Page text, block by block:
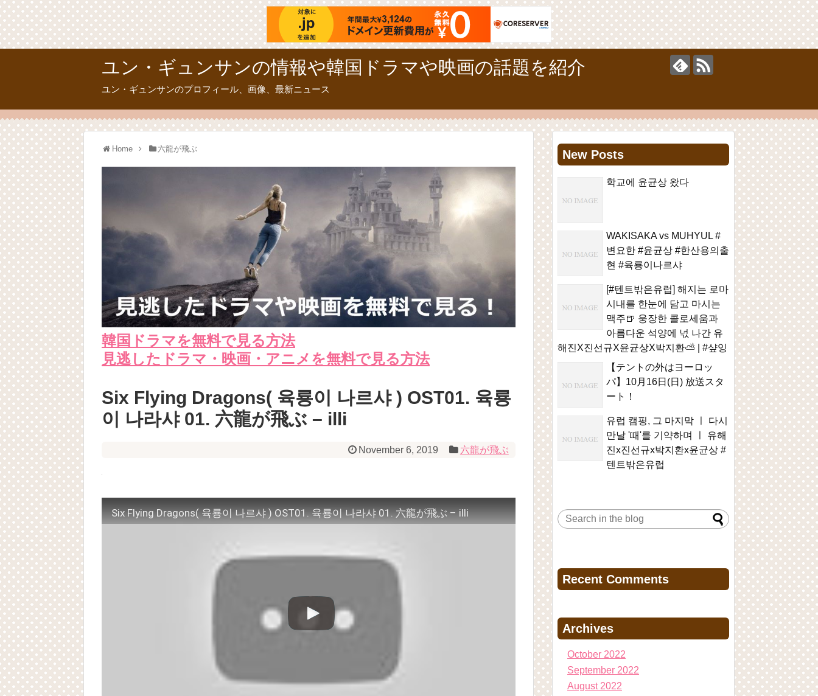
ユン・ギュンサンの情報や韓国ドラマや映画の話題を紹介
ユン・ギュンサンのプロフィール、画像、最新ニュース
Home 六龍が飛ぶ
韓国ドラマを無料で見る方法
見逃したドラマ・映画・アニメを無料で見る方法
Six Flying Dragons( 육룡이 나르샤 ) OST01. 육룡
이 나라샤 01. 六龍が飛ぶ – illi
November 6, 2019 六龍が飛ぶ
Six Flying Dragons( 육룡이 나르샤 ) OST01. 육룡이 나라샤 01. 六龍が飛ぶ – illi
New Posts
학교에 윤균상 왔다
WAKISAKA vs MUHYUL #
변요한 #윤균상 #한산용의출
현 #육룡이나르샤
[#텐트밖은유럽] 해지는 로마
시내를 한눈에 담고 마시는
맥주🍺 웅장한 콜로세움과
아름다운 석양에 넋 나간 유
해진X진선규X윤균상X박지환⛅ | #샾잉
【テントの外はヨーロッ
パ】10月16日(日) 放送スタ
ート！
유럽 캠핑, 그 마지막 ㅣ 다시
만날 '때'를 기약하며 ㅣ 유해
진x진선규x박지환x윤균상 #
텐트밖은유럽
Recent Comments
Archives
October 2022
September 2022
August 2022